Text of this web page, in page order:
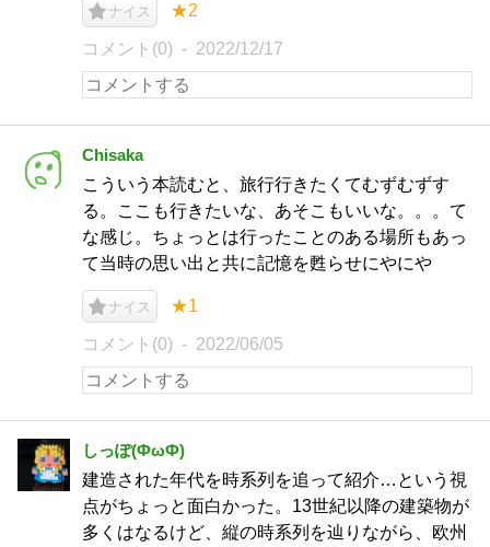
ナイス ★2
コメント(0) 2022/12/17
Chisaka
こういう本読むと、旅行行きたくてむずむずす
る。ここも行きたいな、あそこもいいな。。。て
な感じ。ちょっとは行ったことのある場所もあっ
て当時の思い出と共に記憶を甦らせにやにや
ナイス ★1
コメント(0) 2022/06/05
しっぽ(ФωФ)
建造された年代を時系列を追って紹介…という視
点がちょっと面白かった。13世紀以降の建築物が
多くはなるけど、縦の時系列を辿りながら、欧州